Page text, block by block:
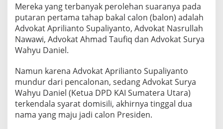
Mereka yang terbanyak perolehan suaranya pada
putaran pertama tahap bakal calon (balon) adalah
Advokat Aprilianto Supaliyanto, Advokat Nasrullah
Nawawi, Advokat Ahmad Taufiq dan Advokat Surya
Wahyu Daniel.
Namun karena Advokat Aprilianto Supaliyanto
mundur dari pencalonan, sedang Advokat Surya
Wahyu Daniel (Ketua DPD KAI Sumatera Utara)
terkendala syarat domisili, akhirnya tinggal dua
nama yang maju jadi calon Presiden.